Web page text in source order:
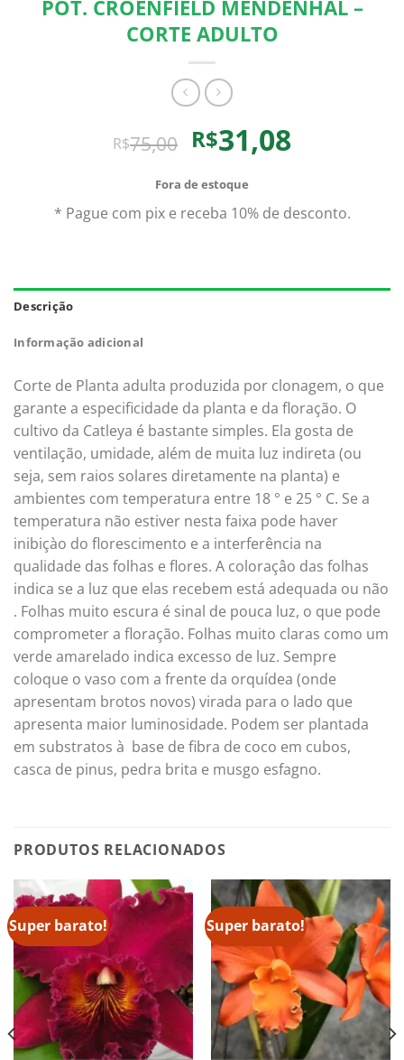
POT. CROENFIELD MENDENHAL –
CORTE ADULTO
R$75,00 O
preço
original
era:
R$75,00.
R$31,08O
preço
é:
R$31,08.
Fora de estoque
* Pague com pix e receba 10% de desconto.
Descrição
Informação adicional
Corte de Planta adulta produzida por clonagem, o que
garante a especificidade da planta e da floração. O
cultivo da Catleya é bastante simples. Ela gosta de
ventilação, umidade, além de muita luz indireta (ou
seja, sem raios solares diretamente na planta) e
ambientes com temperatura entre 18 ° e 25 ° C. Se a
temperatura não estiver nesta faixa pode haver
inibiçào do florescimento e a interferência na
qualidade das folhas e flores. A coloraçâo das folhas
indica se a luz que elas recebem está adequada ou não
. Folhas muito escura é sinal de pouca luz, o que pode
comprometer a floração. Folhas muito claras como um
verde amarelado indica excesso de luz. Sempre
coloque o vaso com a frente da orquídea (onde
apresentam brotos novos) virada para o lado que
apresenta maior luminosidade. Podem ser plantada
em substratos à base de fibra de coco em cubos,
casca de pinus, pedra brita e musgo esfagno.
PRODUTOS RELACIONADOS
Super barato! Super barato!